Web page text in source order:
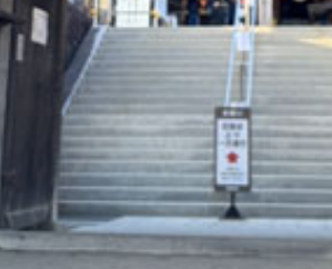
。
ですが、厄年並みに色々とありました。
、様々な災難に見舞われました。
入ったと同時に、インフルエンザにか
、通常通り生活ができ、地元の友達と